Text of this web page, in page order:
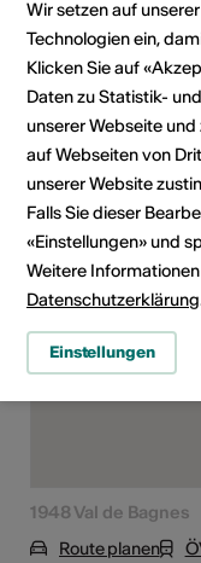
1948 Val de Bagnes
Route planen
Wir setzen auf
Technologien ein,
Klicken Sie auf
Daten zu Statistik-
unserer Webseite
auf Webseiten von
unserer Website
Falls Sie dieser
«Einstellungen» und
Weitere
Datenschutzerklärung
Einstellungen